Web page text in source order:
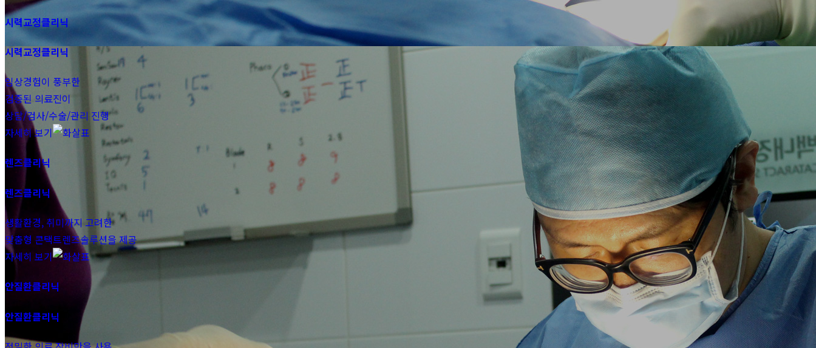
시력교정클리닉
시력교정클리닉
임상경험이 풍부한
검증된 의료진이
상담/검사/수술/관리 진행
자세히 보기
렌즈클리닉
렌즈클리닉
생활환경, 취미까지 고려한
맞춤형 콘택트렌즈솔루션을 제공
자세히 보기
안질환클리닉
안질환클리닉